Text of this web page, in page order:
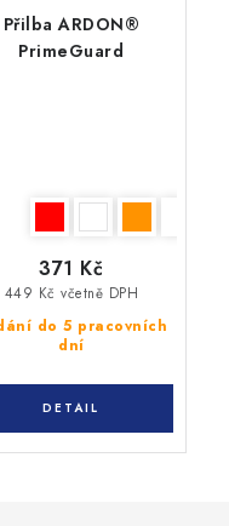
Přilba ARDON®
PrimeGuard
do 5 pracovních
dní
449 Kč včetně DPH
371 Kč